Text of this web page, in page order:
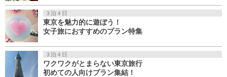
３泊４日
東京を魅力的に遊ぼう！
女子旅におすすめのプラン特集
３泊４日
ワクワクがとまらない東京旅行
初めての人向けプラン集結！